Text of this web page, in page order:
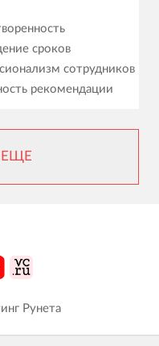
сроков
сотрудников
рекомендации
ЕЩЕ
Рунета